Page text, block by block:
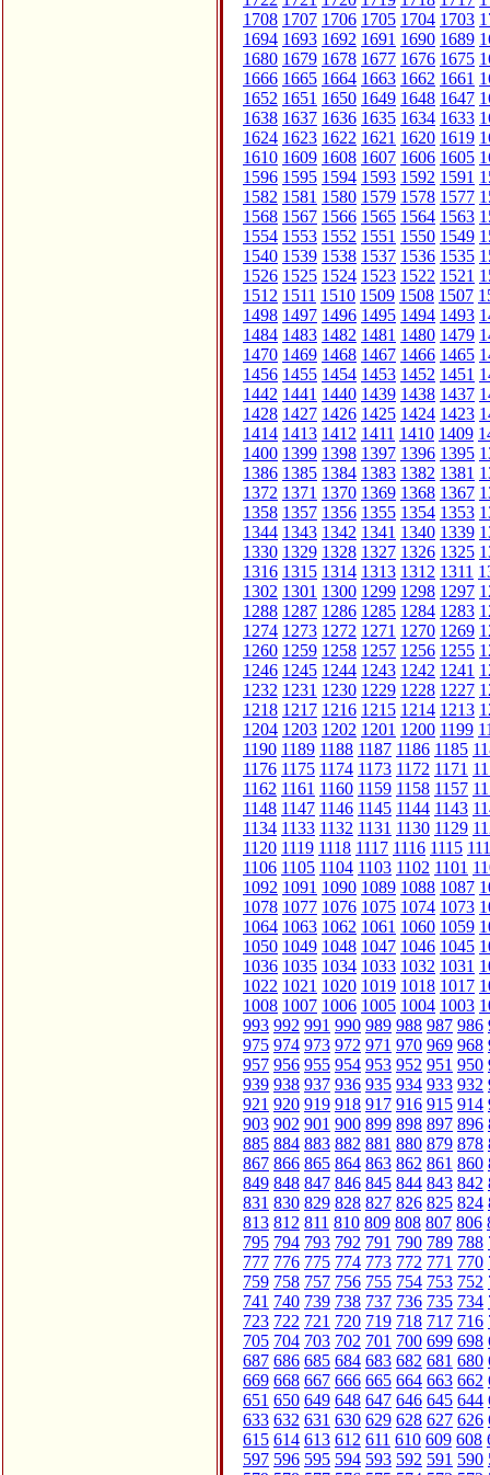
1708 1707 1706 1705 1704 1703
1694 1693 1692 1691 1690 1689
1680 1679 1678 1677 1676 1675
1666 1665 1664 1663 1662 1661
1652 1651 1650 1649 1648 1647
1638 1637 1636 1635 1634 1633
1624 1623 1622 1621 1620 1619
1610 1609 1608 1607 1606 1605
1596 1595 1594 1593 1592 1591
1582 1581 1580 1579 1578 1577
1568 1567 1566 1565 1564 1563
1554 1553 1552 1551 1550 1549
1540 1539 1538 1537 1536 1535
1526 1525 1524 1523 1522 1521
1512 1511 1510 1509 1508 1507
1498 1497 1496 1495 1494 1493
1484 1483 1482 1481 1480 1479
1470 1469 1468 1467 1466 1465
1456 1455 1454 1453 1452 1451
1442 1441 1440 1439 1438 1437
1428 1427 1426 1425 1424 1423
1414 1413 1412 1411 1410 1409
1400 1399 1398 1397 1396 1395
1386 1385 1384 1383 1382 1381
1372 1371 1370 1369 1368 1367
1358 1357 1356 1355 1354 1353
1344 1343 1342 1341 1340 1339
1330 1329 1328 1327 1326 1325
1316 1315 1314 1313 1312 1311
1302 1301 1300 1299 1298 1297
1288 1287 1286 1285 1284 1283
1274 1273 1272 1271 1270 1269
1260 1259 1258 1257 1256 1255
1246 1245 1244 1243 1242 1241
1232 1231 1230 1229 1228 1227
1218 1217 1216 1215 1214 1213
1204 1203 1202 1201 1200 1199
1190 1189 1188 1187 1186 1185
1176 1175 1174 1173 1172 1171
1162 1161 1160 1159 1158 1157
1148 1147 1146 1145 1144 1143
1134 1133 1132 1131 1130 1129
1120 1119 1118 1117 1116 1115
1106 1105 1104 1103 1102 1101
1092 1091 1090 1089 1088 1087
1078 1077 1076 1075 1074 1073
1064 1063 1062 1061 1060 1059
1050 1049 1048 1047 1046 1045
1036 1035 1034 1033 1032 1031
1022 1021 1020 1019 1018 1017
1008 1007 1006 1005 1004 1003
993 992 991 990 989 988 987 986
975 974 973 972 971 970 969 968
957 956 955 954 953 952 951 950
939 938 937 936 935 934 933 932
921 920 919 918 917 916 915 914
903 902 901 900 899 898 897 896
885 884 883 882 881 880 879 878
867 866 865 864 863 862 861 860
849 848 847 846 845 844 843 842
831 830 829 828 827 826 825 824
813 812 811 810 809 808 807 806
795 794 793 792 791 790 789 788
777 776 775 774 773 772 771 770
759 758 757 756 755 754 753 752
741 740 739 738 737 736 735 734
723 722 721 720 719 718 717 716
705 704 703 702 701 700 699 698
687 686 685 684 683 682 681 680
669 668 667 666 665 664 663 662
651 650 649 648 647 646 645 644
633 632 631 630 629 628 627 626
615 614 613 612 611 610 609 608
597 596 595 594 593 592 591 590